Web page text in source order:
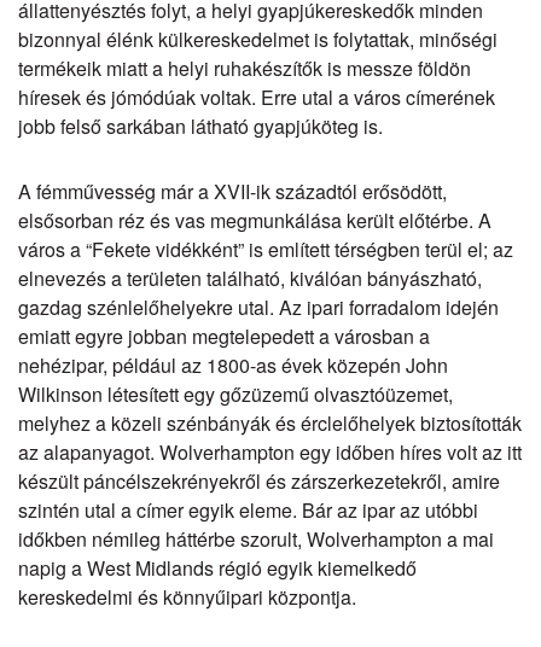
állattenyésztés folyt, a helyi gyapjúkereskedők minden
bizonnyal élénk külkereskedelmet is folytattak, minőségi
termékeik miatt a helyi ruhakészítők is messze földön
híresek és jómódúak voltak. Erre utal a város címerének
jobb felső sarkában látható gyapjúköteg is.
A fémművesség már a XVII-ik századtól erősödött,
elsősorban réz és vas megmunkálása került előtérbe. A
város a “Fekete vidékként” is említett térségben terül el; az
elnevezés a területen található, kiválóan bányászható,
gazdag szénlelőhelyekre utal. Az ipari forradalom idején
emiatt egyre jobban megtelepedett a városban a
nehézipar, például az 1800-as évek közepén John
Wilkinson létesített egy gőzüzemű olvasztóüzemet,
melyhez a közeli szénbányák és érclelőhelyek biztosították
az alapanyagot. Wolverhampton egy időben híres volt az itt
készült páncélszekrényekről és zárszerkezetekről, amire
szintén utal a címer egyik eleme. Bár az ipar az utóbbi
időkben némileg háttérbe szorult, Wolverhampton a mai
napig a West Midlands régió egyik kiemelkedő
kereskedelmi és könnyűipari központja.